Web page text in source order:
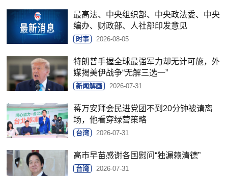
最高法、中央组织部、中央政法委、中央
编办、财政部、人社部印发意见
时事 2026-08-05
特朗普手握全球最强军力却无计可施，外
媒揭美伊战争“无解三选一”
新闻解画 2026-07-31
蒋万安拜会民进党团不到20分钟被请离
场，他看穿绿营策略
台湾 2026-07-31
高市早苗感谢各国慰问“独漏赖清德”
台湾 2026-07-31